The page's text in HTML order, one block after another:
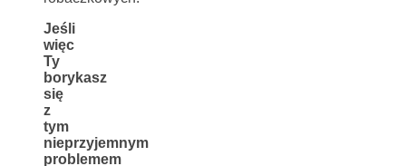
Jeśli
więc
Ty
borykasz
się
z
tym
nieprzyjemnym
problemem